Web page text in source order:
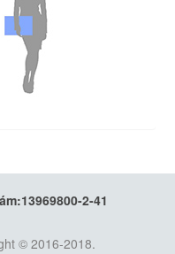
2-41
© 2016-2018.